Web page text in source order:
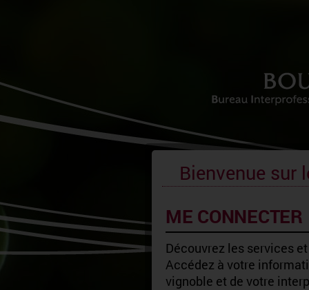
Bienvenue sur
ME CONNECTER
Découvrez les services
Accédez à votre
vignoble et de votre